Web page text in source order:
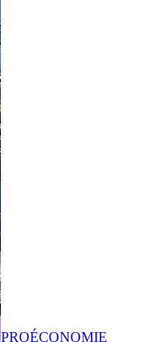
PROÉCONOMIE